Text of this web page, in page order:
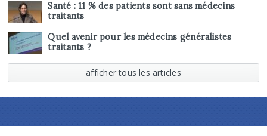
Santé : 11 % des patients sont sans médecins
traitants
Quel avenir pour les médecins généralistes
traitants ?
afficher tous les articles